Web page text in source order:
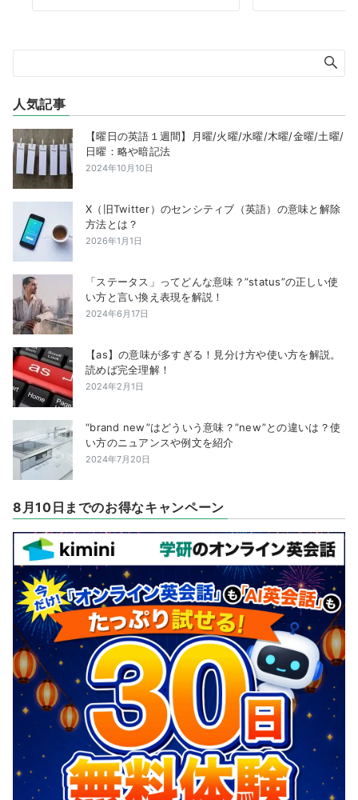
人気記事
【曜日の英語１週間】月曜/火曜/水曜/木曜/金曜/土曜/
日曜：略や暗記法
2024年10月10日
X（旧Twitter）のセンシティブ（英語）の意味と解除
方法とは？
2026年1月1日
「ステータス」ってどんな意味？”status”の正しい使
い方と言い換え表現を解説！
2024年6月17日
【as】の意味が多すぎる！見分け方や使い方を解説。
読めば完全理解！
2024年2月1日
“brand new”はどういう意味？”new”との違いは？使
い方のニュアンスや例文を紹介
2024年7月20日
8月10日までのお得なキャンペーン